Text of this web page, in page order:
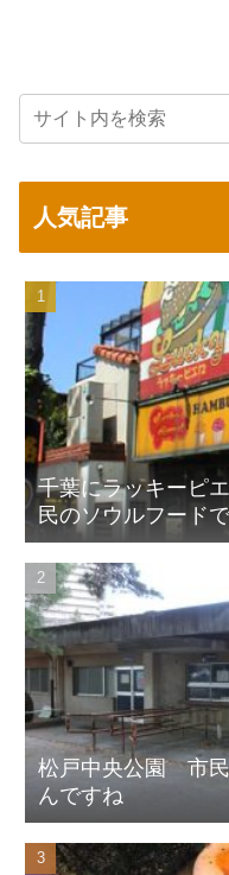
人気記事
千葉にラッキーピ
民のソウルフード
松戸中央公園 市
んですね